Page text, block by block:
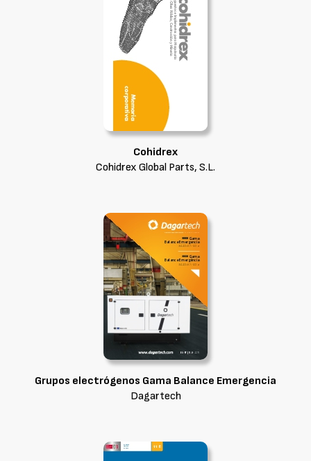
Cohidrex
Cohidrex Global Parts, S.L.
Grupos electrógenos Gama Balance Emergencia
Dagartech